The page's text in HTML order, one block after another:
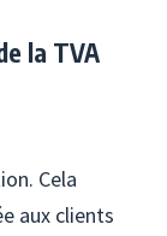
la TVA
Cela
aux clients